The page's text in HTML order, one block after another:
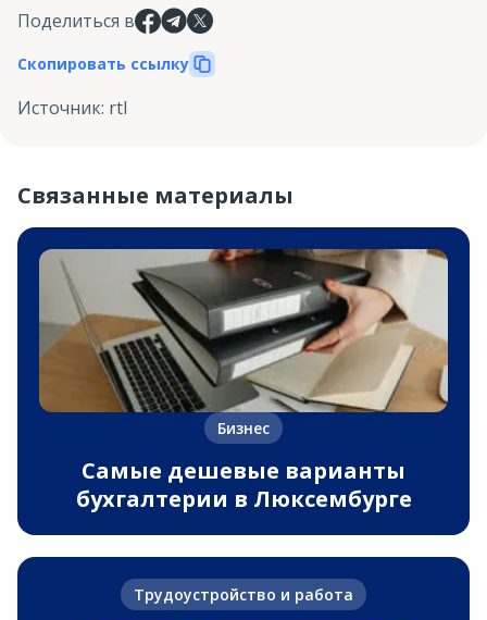
Поделиться в
Скопировать ссылку
Источник: rtl
Связанные материалы
Бизнес
Самые дешевые варианты
бухгалтерии в Люксембурге
Трудоустройство и работа